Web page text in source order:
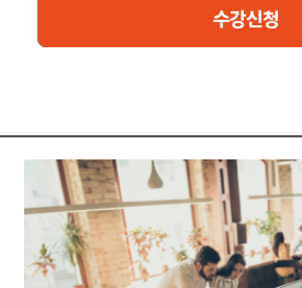
이 강좌를 수료하면 귀중한 인사이트를 얻
에 대비할 수 있습니다. “PECB ISO/IEC
버넌스 향상에 기여하고 규정 준수를 보
을 입증하므로 전문 자격을 강화하는 데
입니다.
브로슈어: https://pecb.com/en/
for-individuals/iso-iec-42001/iso-iec-
수강신청